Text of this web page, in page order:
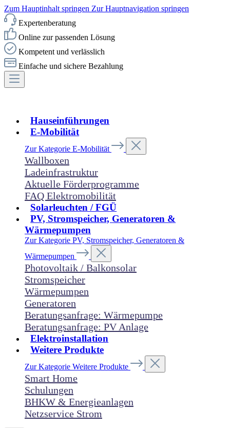
Zum Hauptinhalt springen Zur Hauptnavigation springen
Expertenberatung
Online zur passenden Lösung
Kompetent und verlässlich
Einfache und sichere Bezahlung
Hauseinführungen
E-Mobilität
Zur Kategorie E-Mobilität
Wallboxen
Ladeinfrastruktur
Aktuelle Förderprogramme
FAQ Elektromobilität
Solarleuchten / FGÜ
PV, Stromspeicher, Generatoren &
Wärmepumpen
Zur Kategorie PV, Stromspeicher, Generatoren &
Wärmepumpen
Photovoltaik / Balkonsolar
Stromspeicher
Wärmepumpen
Generatoren
Beratungsanfrage: Wärmepumpe
Beratungsanfrage: PV Anlage
Elektroinstallation
Weitere Produkte
Zur Kategorie Weitere Produkte
Smart Home
Schulungen
BHKW & Energieanlagen
Netzservice Strom